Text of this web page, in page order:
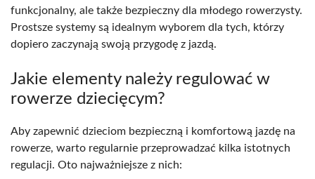
funkcjonalny, ale także bezpieczny dla młodego rowerzysty.
Prostsze systemy są idealnym wyborem dla tych, którzy
dopiero zaczynają swoją przygodę z jazdą.
Jakie elementy należy regulować w
rowerze dziecięcym?
Aby zapewnić dzieciom bezpieczną i komfortową jazdę na
rowerze, warto regularnie przeprowadzać kilka istotnych
regulacji. Oto najważniejsze z nich: